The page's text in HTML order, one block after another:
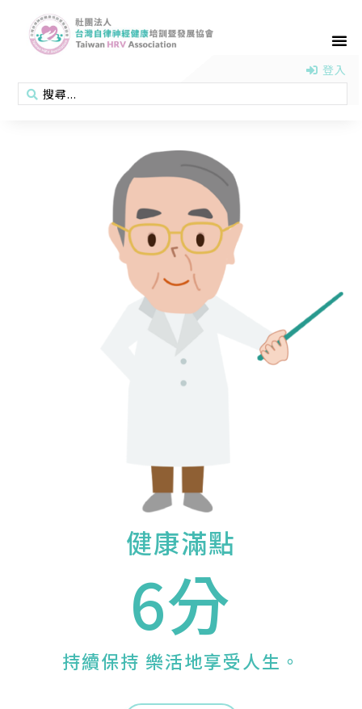
登入
健康滿點
6分
持續保持 樂活地享受人生。